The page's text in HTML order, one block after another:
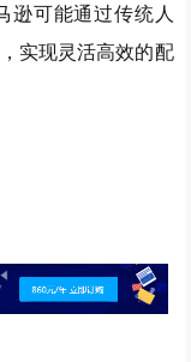
逊可能通过传统人
实现灵活高效的配